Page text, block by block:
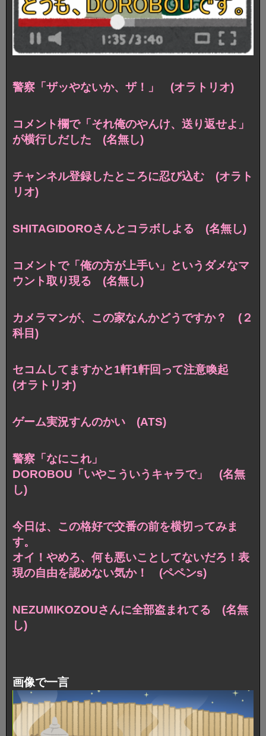
警察「ザッやないか、ザ！」 (オラトリオ)
コメント欄で「それ俺のやんけ、送り返せよ」
が横行しだした (名無し)
チャンネル登録したところに忍び込む (オラト
リオ)
SHITAGIDOROさんとコラボしよる (名無し)
コメントで「俺の方が上手い」というダメなマ
ウント取り現る (名無し)
カメラマンが、この家なんかどうですか？ (２
科目)
セコムしてますかと1軒1軒回って注意喚起
(オラトリオ)
ゲーム実況すんのかい (ATS)
警察「なにこれ」
DOROBOU「いやこういうキャラで」 (名無
し)
今日は、この格好で交番の前を横切ってみま
す。
オイ！やめろ、何も悪いことしてないだろ！表
現の自由を認めない気か！ (ペペンs)
NEZUMIKOZOUさんに全部盗まれてる (名無
し)
画像で一言